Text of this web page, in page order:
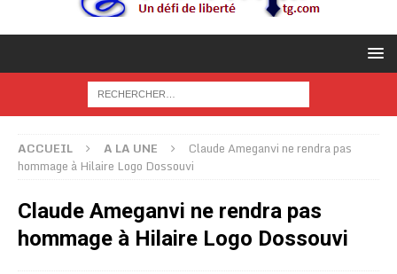
ACCUEIL A LA UNE
Claude Ameganvi ne rendra pas
hommage à Hilaire Logo Dossouvi
Claude Ameganvi ne rendra pas
hommage à Hilaire Logo Dossouvi